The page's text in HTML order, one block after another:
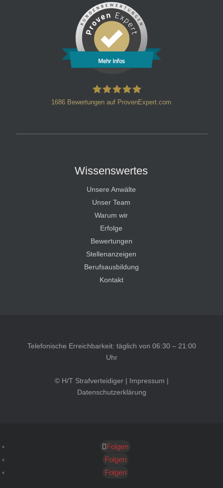
Mehr Infos
1686 Bewertungen auf ProvenExpert.com
Wissenswertes
Unsere Anwälte
Unser Team
Warum wir
Erfolge
Bewertungen
Stellenanzeigen
Berufsausbildung
Kontakt
Telefonische Erreichbarkeit: täglich von 06:30 – 21:00
Uhr
© H/T Strafverteidiger | Impressum |
Datenschutzerklärung
Folgen
Folgen
Folgen
Kundenbewertungen und Erfahrungen zu
SEHR GUT